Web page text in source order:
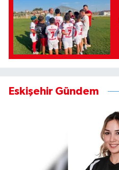
Eskişehir Gündem